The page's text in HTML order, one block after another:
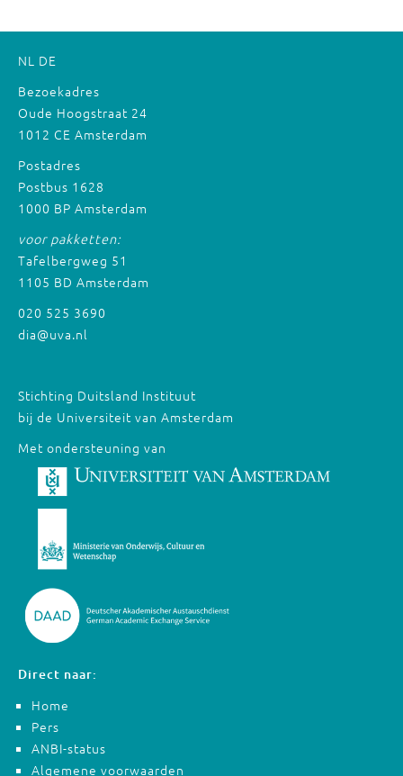
NL DE
Bezoekadres
Oude Hoogstraat 24
1012 CE Amsterdam
Postadres
Postbus 1628
1000 BP Amsterdam
voor pakketten:
Tafelbergweg 51
1105 BD Amsterdam
020 525 3690
dia@uva.nl
Stichting Duitsland Instituut
bij de Universiteit van Amsterdam
Met ondersteuning van
Direct naar:
Home
Pers
ANBI-status
Algemene voorwaarden